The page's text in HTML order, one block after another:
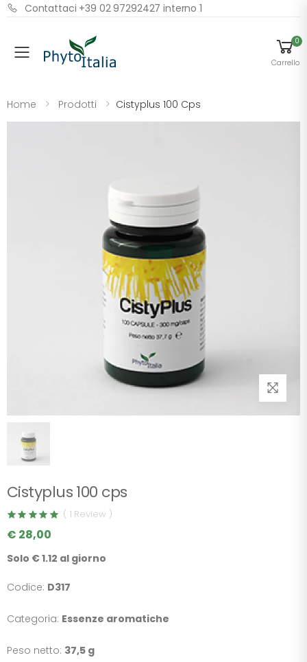
Contattaci +39 02 97292427 interno 1
Menu
0
Carrello
Home Prodotti Cistyplus 100 Cps
Cistyplus 100 cps
( 1 Review )
€ 28,00
Solo € 1.12 al giorno
Codice: D317
Categoria: Essenze aromatiche
Peso netto: 37,5 g